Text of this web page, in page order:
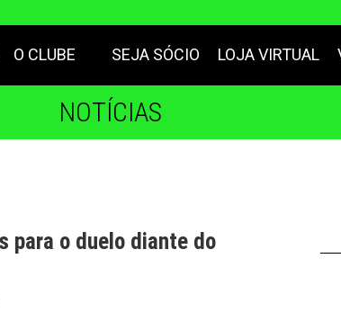
O CLUBE SEJA SÓCIO LOJA VIRTUAL
NOTÍCIAS
para o duelo diante do